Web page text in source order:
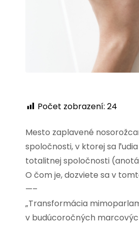
Počet zobrazení: 24
Mesto zaplavené
spoločnosti, v ktorej sa
totalitnej spoločnosti
O čom je, dozviete sa v
—–
„Transformácia
v budúcoročných